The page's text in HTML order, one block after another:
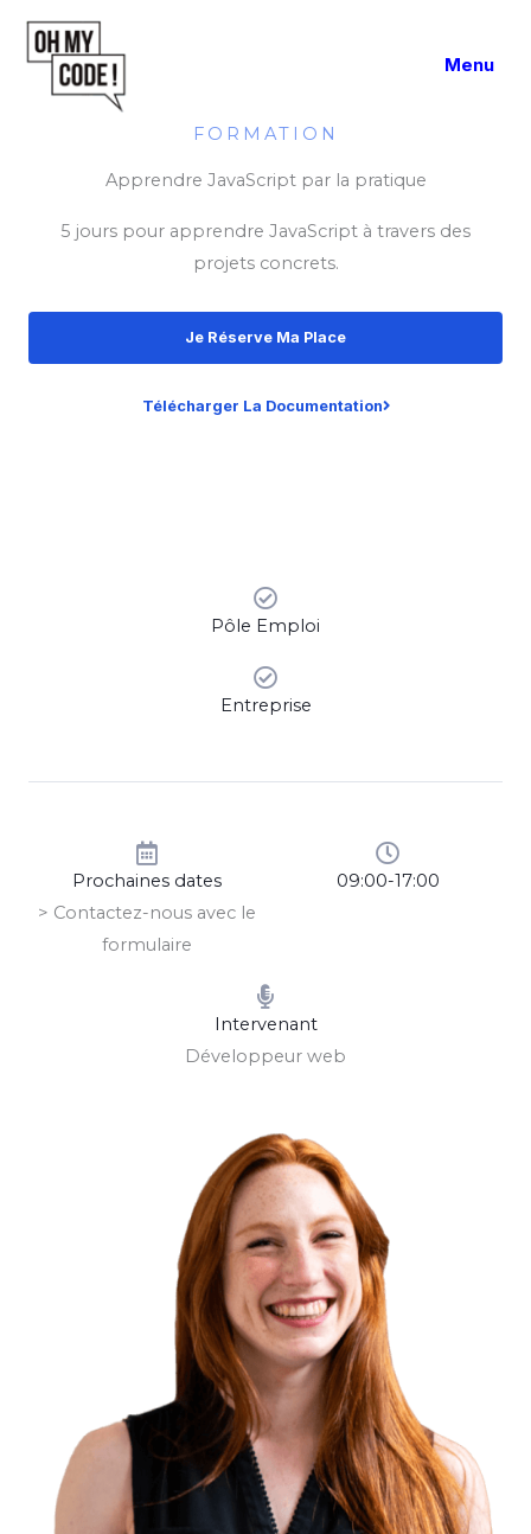
contenu
Menu
FORMATION
Apprendre JavaScript par la pratique
5 jours pour apprendre JavaScript à travers des
projets concrets.
Je Réserve Ma Place
Télécharger La Documentation
Pôle Emploi
Entreprise
Prochaines dates
> Contactez-nous avec le
formulaire
09:00-17:00
Intervenant
Développeur web